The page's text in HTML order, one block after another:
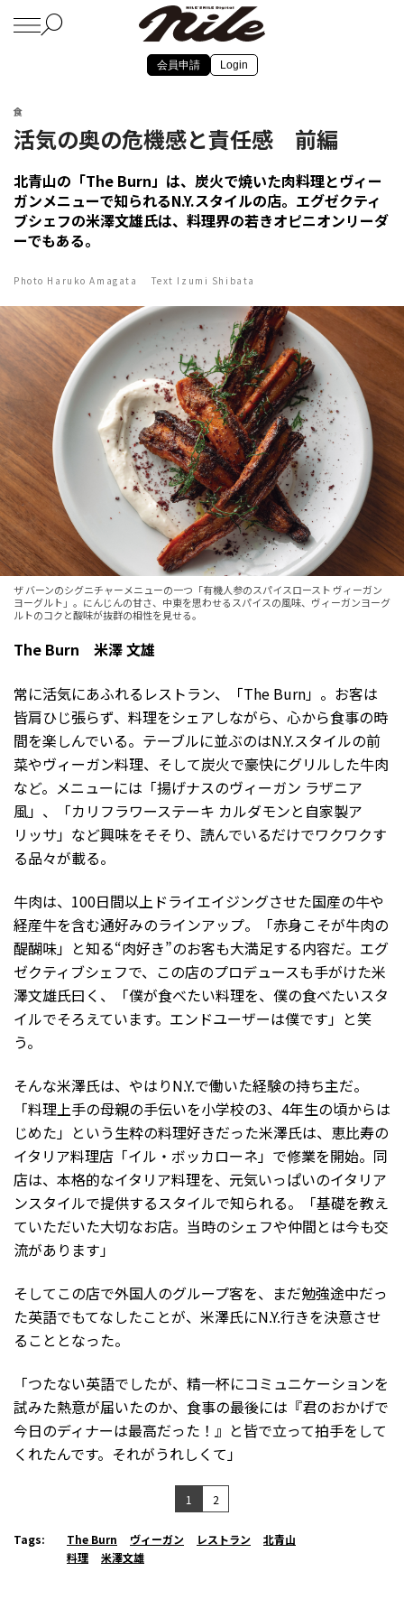
会員申請 Login
食
活気の奥の危機感と責任感 前編
北青山の「The Burn」は、炭火で焼いた肉料理とヴィー
ガンメニューで知られるN.Y.スタイルの店。エグゼクティ
ブシェフの米澤文雄氏は、料理界の若きオピニオンリーダ
ーでもある。
Photo Haruko Amagata Text Izumi Shibata
ザ バーンのシグニチャーメニューの一つ「有機人参のスパイスロースト ヴィーガン
ヨーグルト」。にんじんの甘さ、中東を思わせるスパイスの風味、ヴィーガンヨーグ
ルトのコクと酸味が抜群の相性を見せる。
The Burn 米澤 文雄
常に活気にあふれるレストラン、「The Burn」。お客は
皆肩ひじ張らず、料理をシェアしながら、心から食事の時
間を楽しんでいる。テーブルに並ぶのはN.Y.スタイルの前
菜やヴィーガン料理、そして炭火で豪快にグリルした牛肉
など。メニューには「揚げナスのヴィーガン ラザニア
風」、「カリフラワーステーキ カルダモンと自家製ア
リッサ」など興味をそそり、読んでいるだけでワクワクす
る品々が載る。
牛肉は、100日間以上ドライエイジングさせた国産の牛や
経産牛を含む通好みのラインアップ。「赤身こそが牛肉の
醍醐味」と知る“肉好き”のお客も大満足する内容だ。エグ
ゼクティブシェフで、この店のプロデュースも手がけた米
澤文雄氏曰く、「僕が食べたい料理を、僕の食べたいスタ
イルでそろえています。エンドユーザーは僕です」と笑
う。
そんな米澤氏は、やはりN.Y.で働いた経験の持ち主だ。
「料理上手の母親の手伝いを小学校の3、4年生の頃からは
じめた」という生粋の料理好きだった米澤氏は、恵比寿の
イタリア料理店「イル・ボッカローネ」で修業を開始。同
店は、本格的なイタリア料理を、元気いっぱいのイタリア
ンスタイルで提供するスタイルで知られる。「基礎を教え
ていただいた大切なお店。当時のシェフや仲間とは今も交
流があります」
そしてこの店で外国人のグループ客を、まだ勉強途中だっ
た英語でもてなしたことが、米澤氏にN.Y.行きを決意させ
ることとなった。
「つたない英語でしたが、精一杯にコミュニケーションを
試みた熱意が届いたのか、食事の最後には『君のおかげで
今日のディナーは最高だった！』と皆で立って拍手をして
くれたんです。それがうれしくて」
1 2
Tags: The Burn ヴィーガン レストラン
北青山
料理
米澤文雄